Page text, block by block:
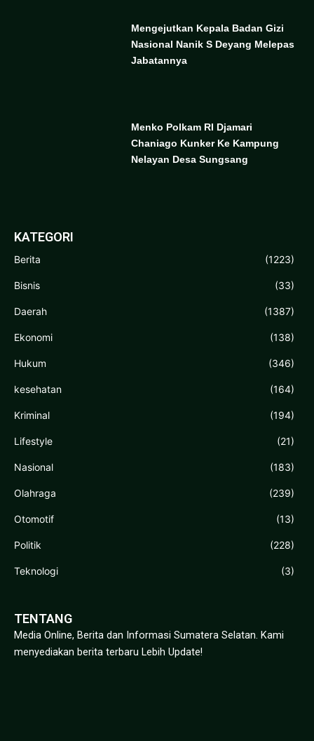
Mengejutkan Kepala Badan Gizi
Nasional Nanik S Deyang Melepas
Jabatannya
Menko Polkam RI Djamari
Chaniago Kunker Ke Kampung
Nelayan Desa Sungsang
KATEGORI
Berita (1223)
Bisnis (33)
Daerah (1387)
Ekonomi (138)
Hukum (346)
kesehatan (164)
Kriminal (194)
Lifestyle (21)
Nasional (183)
Olahraga (239)
Otomotif (13)
Politik (228)
Teknologi (3)
TENTANG
Media Online, Berita dan Informasi Sumatera Selatan. Kami
menyediakan berita terbaru Lebih Update!